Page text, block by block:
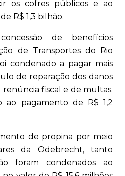
os cofres públicos e ao
R$ 1,3 bilhão.
de benefícios
de Transportes do Rio
condenado a pagar mais
de reparação dos danos
renúncia fiscal e de multas.
ao pagamento de R$ 1,2
de propina por meio
da Odebrecht, tanto
foram condenados ao